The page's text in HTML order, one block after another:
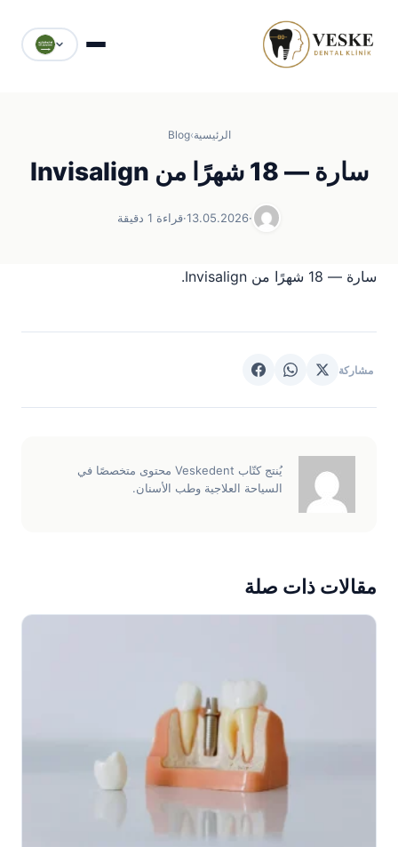
الرئيسية›
Blog
سارة — 18 شهرًا من Invisalign
·
13.05.2026
·قراءة 1 دقيقة
سارة — 18 شهرًا من Invisalign.
مشاركة
يُنتج كتّاب Veskedent محتوى متخصصًا في
السياحة العلاجية وطب الأسنان.
مقالات ذات صلة